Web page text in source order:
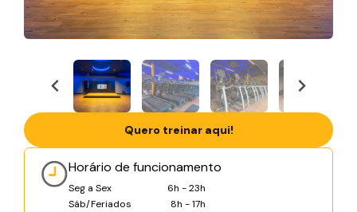
Horário de funcionamento
Seg a Sex
6h - 23h
Sáb/Feriados
8h - 17h
Quero treinar aqui!